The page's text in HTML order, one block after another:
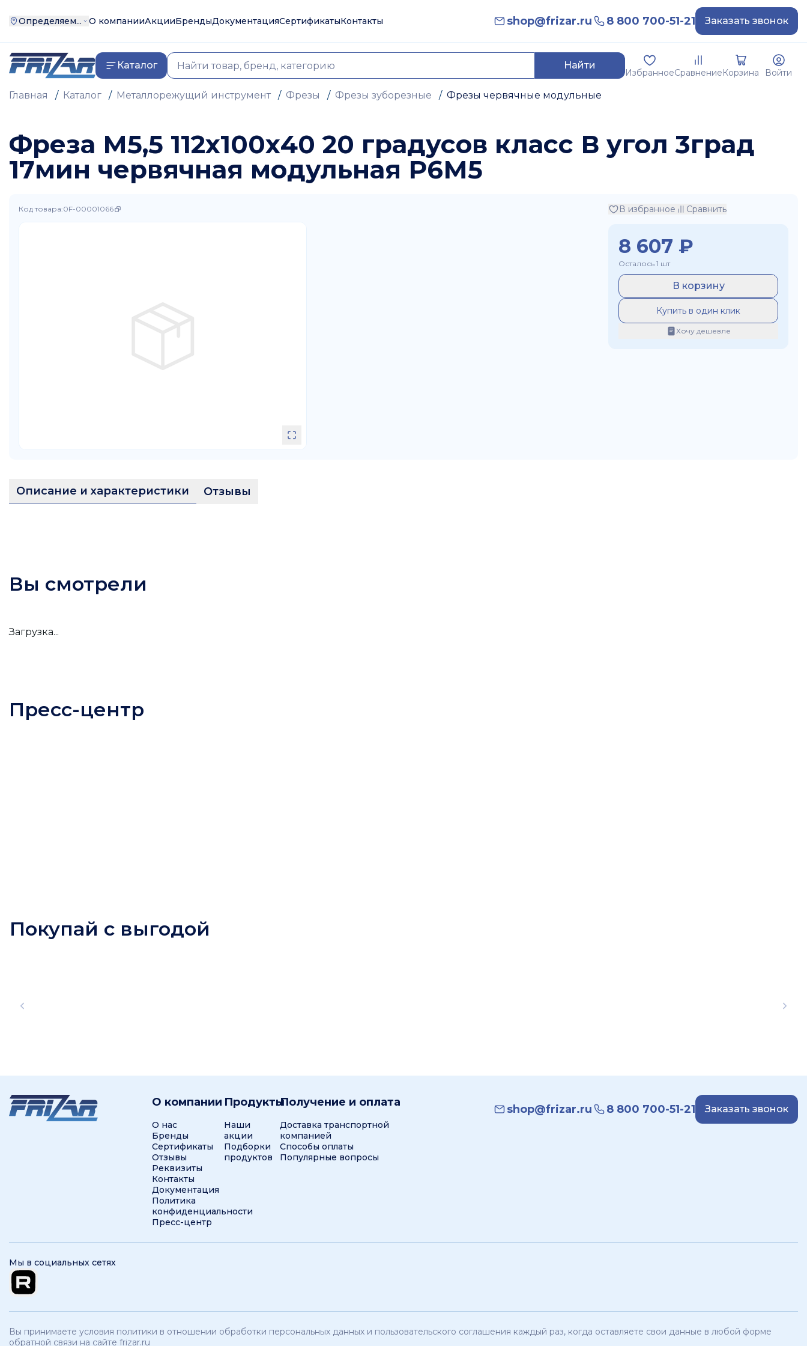
Определяем... О компанииАкцииБрендыДокументацияСертификатыКонтакты shop@frizar.ru 8 800 700-51-21 Заказать звонок
Каталог Найти
ИзбранноеСравнение Корзина Войти
Главная / Каталог / Металлорежущий инструмент / Фрезы / Фрезы зуборезные / Фрезы червячные модульные
Фреза М5,5 112х100х40 20 градусов класс В угол 3град
17мин червячная модульная Р6М5
Код товара:0F-00001066 В избранное Сравнить
8 607 ₽
Осталось 1 шт
В корзину
Купить в один клик
Хочу дешевле
Описание и характеристики Отзывы
Вы смотрели
Загрузка...
Пресс-центр
Покупай с выгодой
О компании
О нас
Бренды
Сертификаты
Отзывы
Реквизиты
Контакты
Документация
Политика
конфиденциальности
Пресс-центр
Продукты
Наши
акции
Подборки
продуктов
Получение и оплата
Доставка транспортной
компанией
Способы оплаты
Популярные вопросы
shop@frizar.ru 8 800 700-51-21 Заказать звонок
Мы в социальных сетях
Вы принимаете условия политики в отношении обработки персональных данных и пользовательского соглашения каждый раз, когда оставляете свои данные в любой форме
обратной связи на сайте frizar.ru